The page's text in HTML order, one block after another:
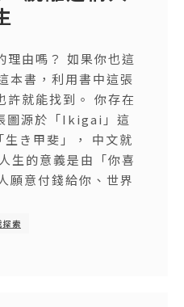
理由嗎？ 如果你也這
本書，利用書中這張
許就能找到。 你存在
圖源於「Ikigai」這
き甲斐」， 中文就
生的意義是由「你喜
願意付錢給你、世界
探索